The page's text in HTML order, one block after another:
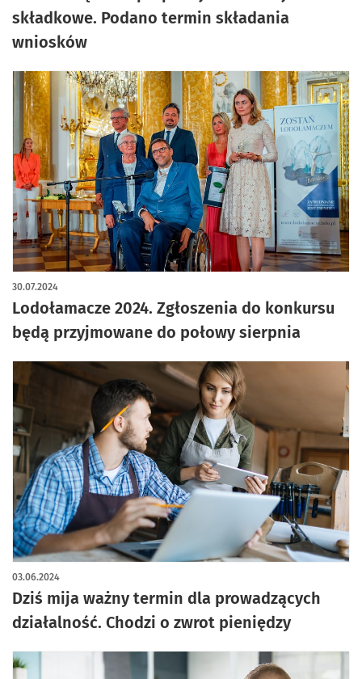
składkowe. Podano termin składania
wniosków
Lodołamacze 2024. Zgłoszenia do konkursu
będą przyjmowane do połowy sierpnia
30.07.2024
Dziś mija ważny termin dla prowadzących
działalność. Chodzi o zwrot pieniędzy
03.06.2024